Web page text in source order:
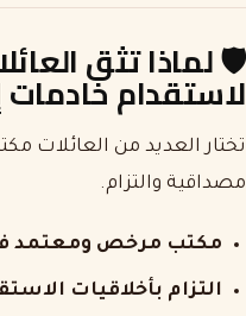
🛡️لماذا تثق
لاستقدام
تختار العديد من العائلات
مصداقية والتزام.
مكتب مرخص ومعتمد
التزام بأخلاقيات